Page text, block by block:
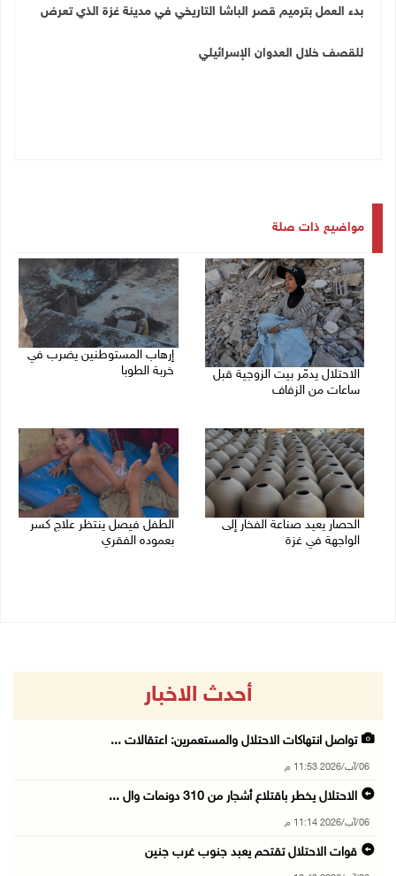
بدء العمل بترميم قصر الباشا التاريخي في مدينة غزة الذي تعرض
للقصف خلال العدوان الإسرائيلي
مواضيع ذات صلة
الاحتلال يدمّر بيت الزوجية قبل
ساعات من الزفاف
إرهاب المستوطنين يضرب في
خربة الطوبا
الحصار يعيد صناعة الفخار إلى
الواجهة في غزة
الطفل فيصل ينتظر علاج كسر
بعموده الفقري
أحدث الاخبار
تواصل انتهاكات الاحتلال والمستعمرين: اعتقالات ...
06/آب/2026 11:53 م
الاحتلال يخطر باقتلاع أشجار من 310 دونمات وال ...
06/آب/2026 11:14 م
قوات الاحتلال تقتحم يعبد جنوب غرب جنين